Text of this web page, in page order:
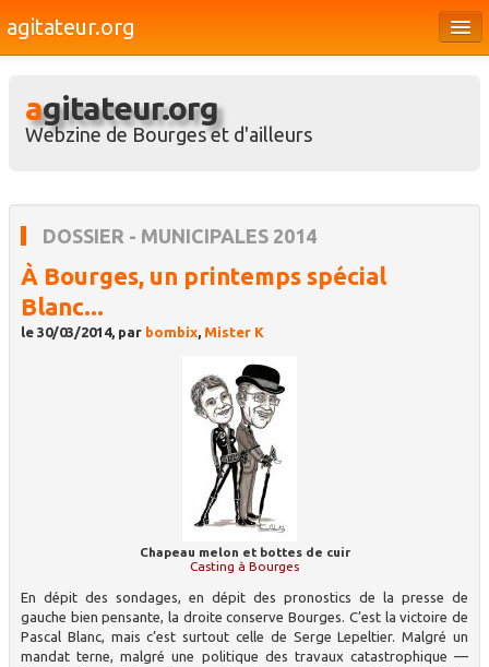
agitateur.org
Bourges & le Cher
Médias
Dossiers
Brèves
agitateur.org
Webzine de Bourges et d'ailleurs
DOSSIER - MUNICIPALES 2014
À Bourges, un printemps spécial
Blanc...
le 30/03/2014, par bombix, Mister K
Chapeau melon et bottes de cuir
Casting à Bourges
En dépit des sondages, en dépit des pronostics de la presse de
gauche bien pensante, la droite conserve Bourges. C’est la victoire de
Pascal Blanc, mais c’est surtout celle de Serge Lepeltier. Malgré un
mandat terne, malgré une politique des travaux catastrophique —